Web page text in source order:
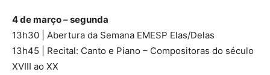
4 de março – segunda
13h30 | Abertura da Semana EMESP Elas/Delas
13h45 | Recital: Canto e Piano – Compositoras do século
XVIII ao XX